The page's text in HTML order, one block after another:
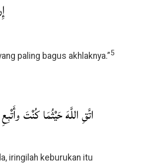
paling bagus akhlaknya.”5
اتَّقِ اللَّهَ حَيْثُمَا كُنْتَ
iringilah keburukan itu